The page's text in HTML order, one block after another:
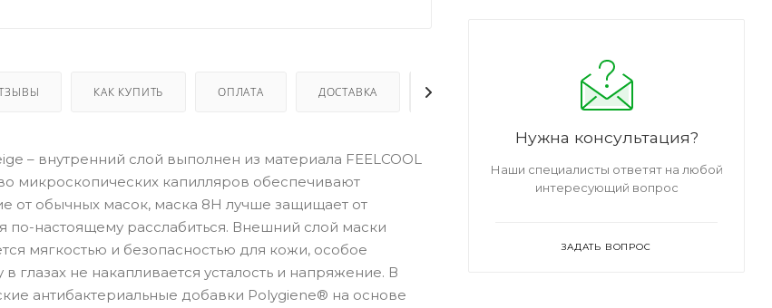
КАК КУПИТЬ ОПЛАТА ДОСТАВКА ДОПОЛНИТЕЛЬНО
– внутренний слой выполнен из материала FEELCOOL
микроскопических капилляров обеспечивают
от обычных масок, маска 8H лучше защищает от
настоящему расслабиться. Внешний слой маски
мягкостью и безопасностью для кожи, особое
глазах не накапливается усталость и напряжение. В
антибактериальные добавки Polygiene® на основе
Нужна консультация?
Наши специалисты ответят на любой
интересующий вопрос
ЗАДАТЬ ВОПРОС